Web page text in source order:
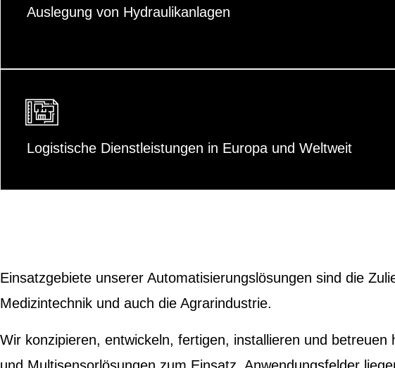
Auslegung von Hydraulikanlagen
Logistische Dienstleistungen in Europa und Weltweit
Einsatzgebiete unserer Automatisierungslösungen sind die
Medizintechnik und auch die Agrarindustrie.
Wir konzipieren, entwickeln, fertigen, installieren und